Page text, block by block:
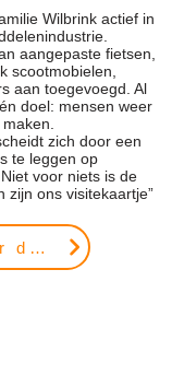
Wilbrink actief in
aangepaste fietsen,
scootmobielen,
aan toegevoegd. Al
doel: mensen weer
zich door een
te leggen op
voor niets is de
zijn ons visitekaartje”
Ga naar de website